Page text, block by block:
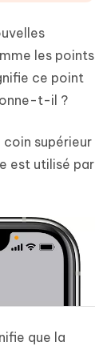
les points
ce point
t-il ?
coin supérieur
est utilisé par
que la